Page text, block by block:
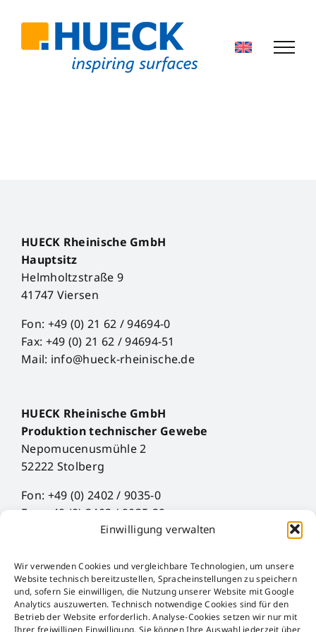
Einwilligung verwalten
Wir verwenden Cookies und vergleichbare Technologien, um unsere
Website technisch bereitzustellen, Spracheinstellungen zu speichern
und, sofern Sie einwilligen, die Nutzung unserer Website mit Google
Analytics auszuwerten. Technisch notwendige Cookies sind für den
Betrieb der Website erforderlich. Analyse-Cookies setzen wir nur mit
Ihrer freiwilligen Einwilligung. Sie können Ihre Auswahl jederzeit über
content
HUECK Rheinische GmbH
Hauptsitz
Helmholtzstraße 9
41747 Viersen
Fon: +49 (0) 21 62 / 94694-0
Fax: +49 (0) 21 62 / 94694-51
Mail: info@hueck-rheinische.de
HUECK Rheinische GmbH
Produktion technischer Gewebe
Nepomucenusmühle 2
52222 Stolberg
Fon: +49 (0) 2402 / 9035-0
Fax: +49 (0) 2402 / 9035-29
Mail: info@hueck-rheinische.de
Legal Notice
Privacy Policy
AGB
AEB